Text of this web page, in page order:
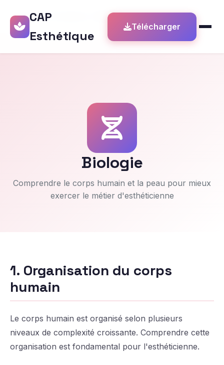
CAP
Esthétique
Télécharger
Accueil›Formations Biologie
Biologie
Comprendre le corps humain et la peau pour mieux
exercer le métier d'esthéticienne
1. Organisation du corps
humain
Le corps humain est organisé selon plusieurs
niveaux de complexité croissante. Comprendre cette
organisation est fondamental pour l'esthéticienne.